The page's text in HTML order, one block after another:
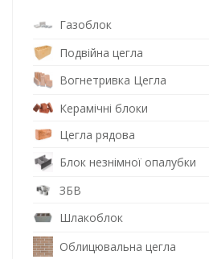
Газоблок
Подвійна цегла
Вогнетривка Цегла
Керамічні блоки
Цегла рядова
Блок незнімної опалубки
ЗБВ
Шлакоблок
Облицювальна цегла